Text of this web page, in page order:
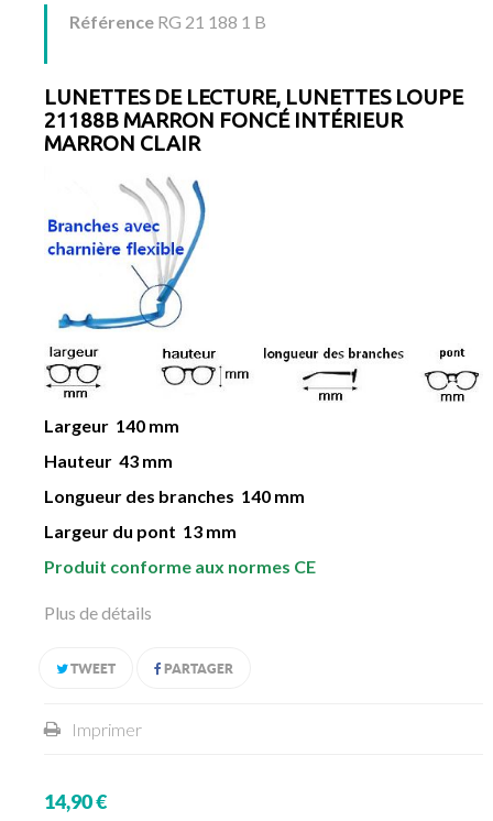
Référence RG 21 188 1 B
LUNETTES DE LECTURE, LUNETTES LOUPE
21188B MARRON FONCÉ INTÉRIEUR
MARRON CLAIR
Largeur 140 mm
Hauteur 43 mm
Longueur des branches 140 mm
Largeur du pont 13 mm
Produit conforme aux normes CE
Plus de détails
TWEET PARTAGER
Imprimer
14,90 €